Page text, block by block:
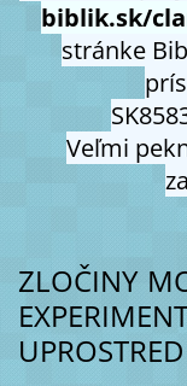
biblik.sk/
stránke
Veľmi
ZLOČINY